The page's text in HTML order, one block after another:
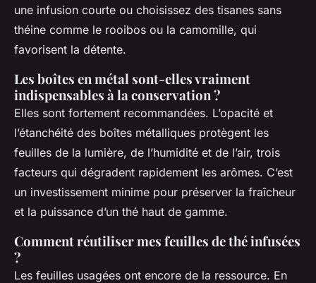
une infusion courte ou choisissez des tisanes sans
théine comme le rooibos ou la camomille, qui
favorisent la détente.
Les boîtes en métal sont-elles vraiment
indispensables à la conservation ?
Elles sont fortement recommandées. L’opacité et
l’étanchéité des boîtes métalliques protègent les
feuilles de la lumière, de l’humidité et de l’air, trois
facteurs qui dégradent rapidement les arômes. C’est
un investissement minime pour préserver la fraîcheur
et la puissance d’un thé haut de gamme.
Comment réutiliser mes feuilles de thé infusées
?
Les feuilles usagées ont encore de la ressource. En